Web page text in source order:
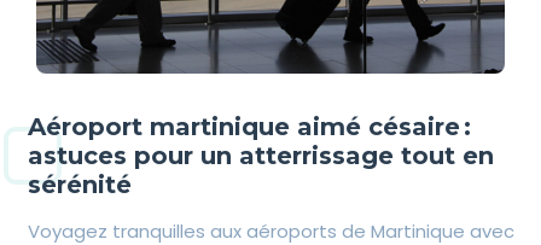
Aéroport martinique aimé césaire :
astuces pour un atterrissage tout en
sérénité
Voyagez tranquilles aux aéroports de Martinique avec